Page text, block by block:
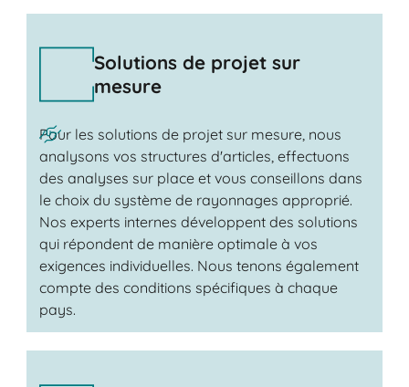
Solutions de projet sur
mesure
Pour les solutions de projet sur mesure, nous
analysons vos structures d'articles, effectuons
des analyses sur place et vous conseillons dans
le choix du système de rayonnages approprié.
Nos experts internes développent des solutions
qui répondent de manière optimale à vos
exigences individuelles. Nous tenons également
compte des conditions spécifiques à chaque
pays.